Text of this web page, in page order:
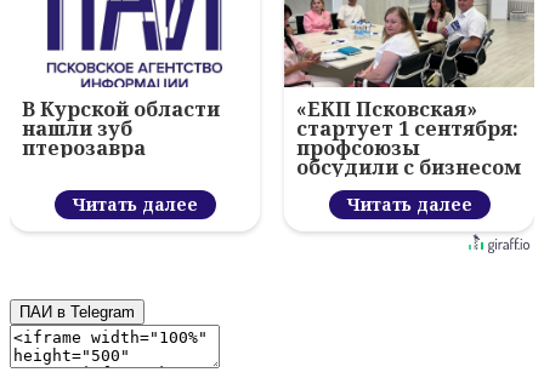
В Курской области
нашли зуб
птерозавра
Читать далее
«ЕКП Псковская»
стартует 1 сентября:
профсоюзы
обсудили с бизнесом
новый цифровой
проектЧитать далее
ПАИ в Telegram